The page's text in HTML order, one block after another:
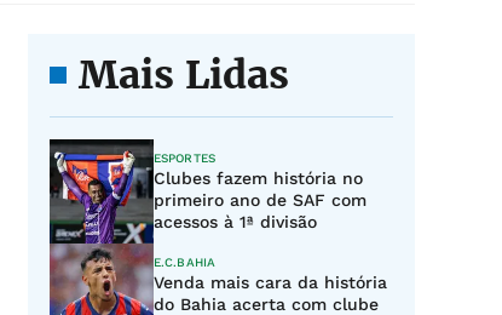
Mais Lidas
ESPORTES
Clubes fazem história no
primeiro ano de SAF com
acessos à 1ª divisão
E.C.BAHIA
Venda mais cara da história
do Bahia acerta com clube